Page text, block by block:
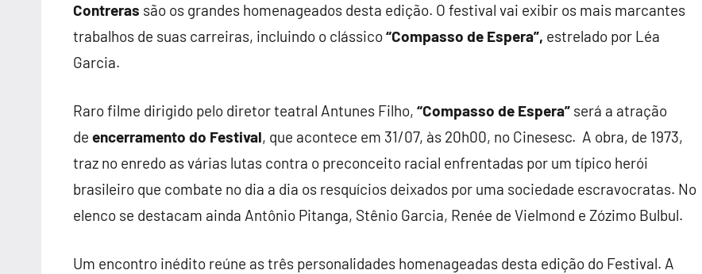
Contreras são os grandes homenageados desta edição. O festival vai exibir os mais marcantes
trabalhos de suas carreiras, incluindo o clássico“Compasso de Espera”, estrelado por Léa
Garcia.
Raro filme dirigido pelo diretor teatral Antunes Filho, “Compasso de Espera” será a atração
de encerramento do Festival, que acontece em 31/07, às 20h00, no Cinesesc. A obra, de 1973,
traz no enredo as várias lutas contra o preconceito racial enfrentadas por um típico herói
brasileiro que combate no dia a dia os resquícios deixados por uma sociedade escravocratas. No
elenco se destacam ainda Antônio Pitanga, Stênio Garcia, Renée de Vielmond e Zózimo Bulbul.
Um encontro inédito reúne as três personalidades homenageadas desta edição do Festival. A